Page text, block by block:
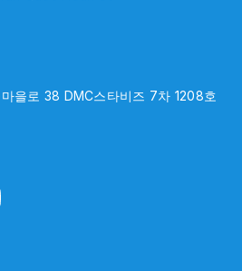
을로 38 DMC스타비즈 7차 1208호